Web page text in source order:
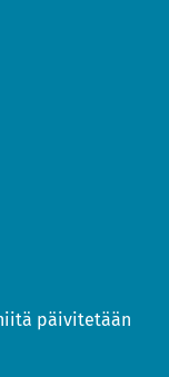
päivitetään